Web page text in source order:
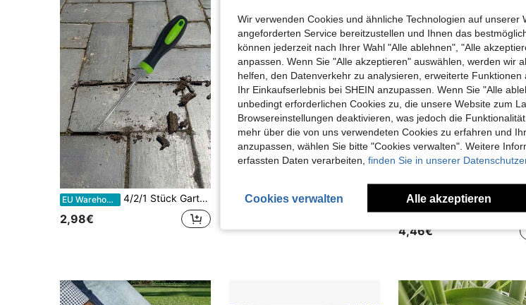
EU Warehouse 4/2/1 Stück Gartenhelfer Schwerlast Metall Unkraut- und Bodenbearbeitungshaken - scharfe Zähne mit Schutzabdeckungen. Kann effektiv Unkraut, Steine und Moos entfernen - ein langanhaltend Konstruktionswerkzeug für Gartenpflege, Unkrautbekämpfung und Gartenwerkzeuge
2,98€
12 übrig
4,46€
Wir verwenden Cookies und ähnliche Technologien auf unserer
angeforderten Service bereitzustellen und Ihnen das
können jederzeit nach Ihrer Wahl "Alle ablehnen", "Alle
anpassen. Wenn Sie "Alle akzeptieren" auswählen, werden wir
helfen, den Datenverkehr zu analysieren, erweiterte
Ihr Einkaufserlebnis bei SHEIN anzupassen. Wenn Sie "Alle
unbedingt erforderlichen Cookies zu, die unsere Website zum
Browsereinstellungen deaktivieren, was jedoch die
mehr über die von uns verwendeten Cookies zu erfahren und
anzupassen, wählen Sie bitte "Cookies verwalten". Weitere
erfassten Daten verarbeiten, finden Sie in unserer
Cookies verwalten Alle akzeptieren